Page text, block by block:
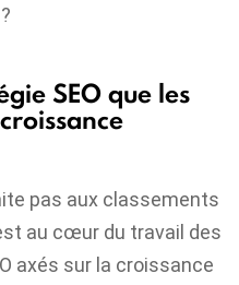
SEO que les
pas aux classements
au cœur du travail des
axés sur la croissance